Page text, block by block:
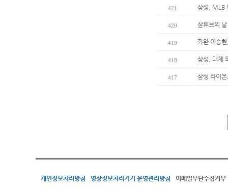
421 삼성, MLB
420 삼튜브의
419 좌완 이승
418 삼성, 대체
417 삼성 라이
개인정보처리방침 영상정보처리기기 운영관리방침 이메일무단수집거부